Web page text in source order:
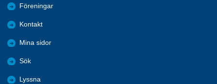
Föreningar
Kontakt
Mina sidor
Sök
Lyssna